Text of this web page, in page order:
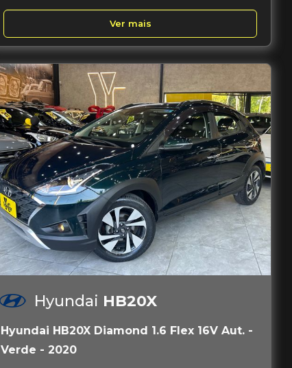
Ver mais
Hyundai HB20X
Hyundai HB20X Diamond 1.6 Flex 16V Aut. -
Verde - 2020